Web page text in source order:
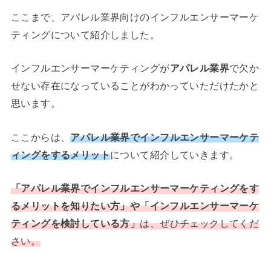
ここまで、アパレル業界向けのインフルエンサーマーケ
ティングについて紹介しました。
インフルエンサーマーケティングがアパレル業界で欠か
せない存在になっていることがわかっていただけたかと
思います。
ここからは、アパレル業界でインフルエンサーマーケテ
ィングをするメリットについて紹介していきます。
「アパレル業界でインフルエンサーマーケティングをす
るメリットを知りたい方」や「インフルエンサーマーケ
ティングを検討している方」は、ぜひチェックしてくだ
さい。